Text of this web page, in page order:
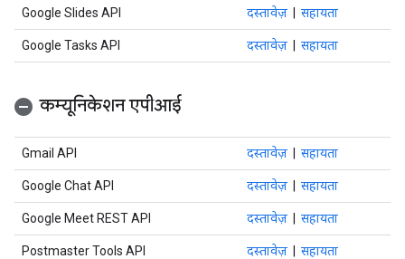
Google Slides API दस्तावेज़ सहायता
Google Tasks API दस्तावेज़ सहायता
कम्यूनिकेशन एपीआई
Gmail API दस्तावेज़ सहायता
Google Chat API दस्तावेज़ सहायता
Google Meet REST API दस्तावेज़ सहायता
Postmaster Tools API दस्तावेज़ सहायता